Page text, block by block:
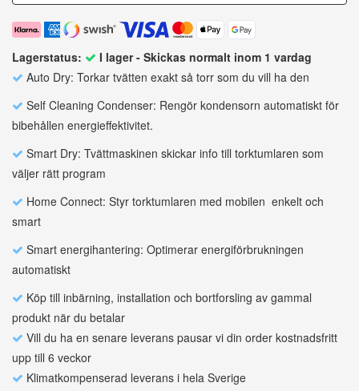
Lagerstatus:
I lager - Skickas normalt inom 1 vardag
Auto Dry: Torkar tvätten exakt så torr som du vill ha den
Self Cleaning Condenser: Rengör kondensorn automatiskt för
bibehållen energieffektivitet.
Smart Dry: Tvättmaskinen skickar info till torktumlaren som
väljer rätt program
Home Connect: Styr torktumlaren med mobilen  enkelt och
smart
Smart energihantering: Optimerar energiförbrukningen
automatiskt
Köp till inbärning, installation och bortforsling av gammal
produkt när du betalar
Vill du ha en senare leverans pausar vi din order kostnadsfritt
upp till 6 veckor
Klimatkompenserad leverans i hela Sverige